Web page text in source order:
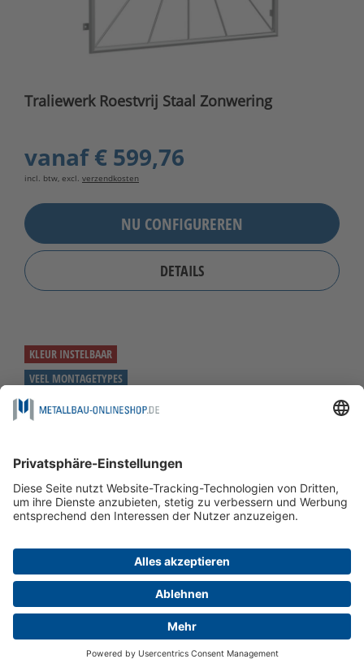
Traliewerk Roestvrij Staal Zonwering
vanaf€ 599,76
incl. btw, excl. verzendkosten
NU CONFIGUREREN
DETAILS
KLEUR INSTELBAAR
VEEL MONTAGETYPES